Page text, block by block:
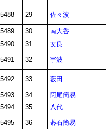
5488 29 佐々波
5489 30 南大呑
5490 31 女良
5491 32 宇波
5492 33 藪田
5493
34 阿尾簡易
5494 35 八代
5495 36 碁石簡易